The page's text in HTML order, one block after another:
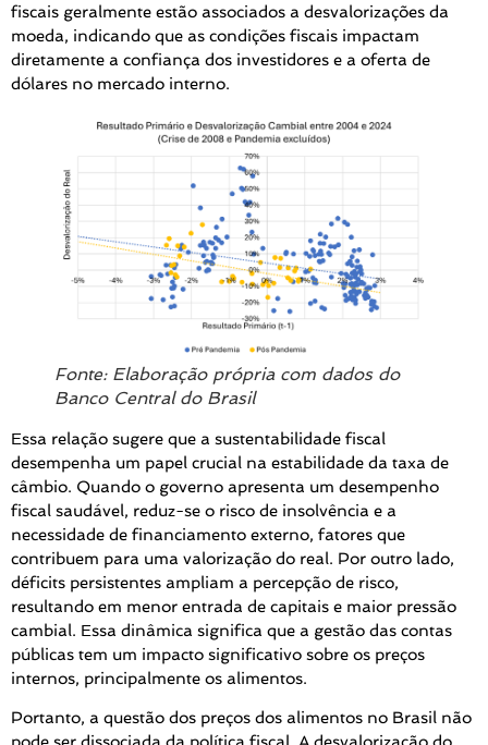
fiscais geralmente estão associados a desvalorizações da
moeda, indicando que as condições fiscais impactam
diretamente a confiança dos investidores e a oferta de
dólares no mercado interno.
Fonte: Elaboração própria com dados do
Banco Central do Brasil
Essa relação sugere que a sustentabilidade fiscal
desempenha um papel crucial na estabilidade da taxa de
câmbio. Quando o governo apresenta um desempenho
fiscal saudável, reduz-se o risco de insolvência e a
necessidade de financiamento externo, fatores que
contribuem para uma valorização do real. Por outro lado,
déficits persistentes ampliam a percepção de risco,
resultando em menor entrada de capitais e maior pressão
cambial. Essa dinâmica significa que a gestão das contas
públicas tem um impacto significativo sobre os preços
internos, principalmente os alimentos.
Portanto, a questão dos preços dos alimentos no Brasil não